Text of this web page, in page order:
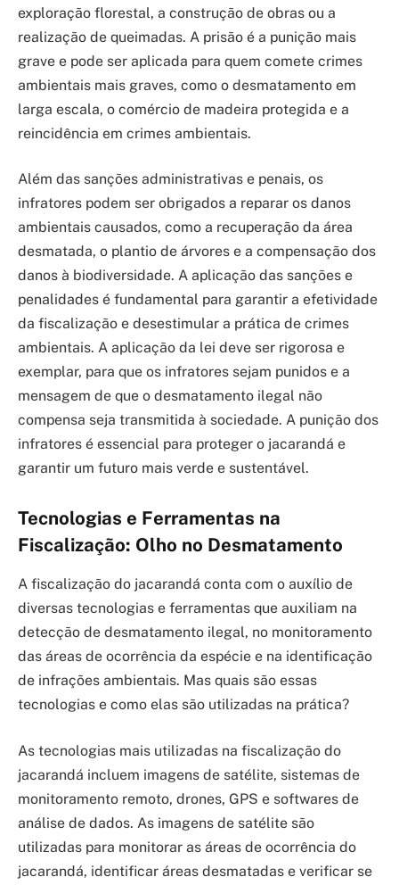
exploração florestal, a construção de obras ou a
realização de queimadas. A prisão é a punição mais
grave e pode ser aplicada para quem comete crimes
ambientais mais graves, como o desmatamento em
larga escala, o comércio de madeira protegida e a
reincidência em crimes ambientais.
Além das sanções administrativas e penais, os
infratores podem ser obrigados a reparar os danos
ambientais causados, como a recuperação da área
desmatada, o plantio de árvores e a compensação dos
danos à biodiversidade. A aplicação das sanções e
penalidades é fundamental para garantir a efetividade
da fiscalização e desestimular a prática de crimes
ambientais. A aplicação da lei deve ser rigorosa e
exemplar, para que os infratores sejam punidos e a
mensagem de que o desmatamento ilegal não
compensa seja transmitida à sociedade. A punição dos
infratores é essencial para proteger o jacarandá e
garantir um futuro mais verde e sustentável.
Tecnologias e Ferramentas na
Fiscalização: Olho no Desmatamento
A fiscalização do jacarandá conta com o auxílio de
diversas tecnologias e ferramentas que auxiliam na
detecção de desmatamento ilegal, no monitoramento
das áreas de ocorrência da espécie e na identificação
de infrações ambientais. Mas quais são essas
tecnologias e como elas são utilizadas na prática?
As tecnologias mais utilizadas na fiscalização do
jacarandá incluem imagens de satélite, sistemas de
monitoramento remoto, drones, GPS e softwares de
análise de dados. As imagens de satélite são
utilizadas para monitorar as áreas de ocorrência do
jacarandá, identificar áreas desmatadas e verificar se